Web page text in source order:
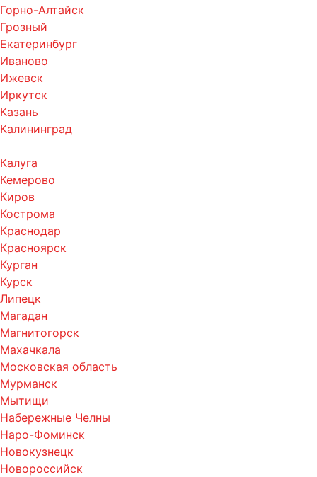
Горно-Алтайск
Грозный
Екатеринбург
Иваново
Ижевск
Иркутск
Казань
Калининград
Калуга
Кемерово
Киров
Кострома
Краснодар
Красноярск
Курган
Курск
Липецк
Магадан
Магнитогорск
Махачкала
Московская область
Мурманск
Мытищи
Набережные Челны
Наро-Фоминск
Новокузнецк
Новороссийск